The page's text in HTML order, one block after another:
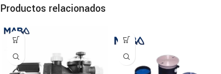
Productos relacionados